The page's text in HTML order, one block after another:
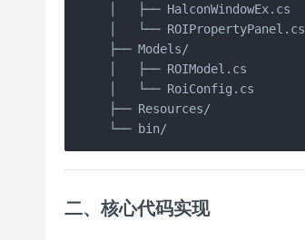
│   ├── HalconWindowEx.cs
│   └── ROIPropertyPanel.cs
├── Models/
│   ├── ROIModel.cs
│   └── RoiConfig.cs
├── Resources/
└── bin/
二、核心代码实现